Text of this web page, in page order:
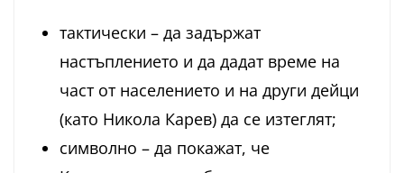
тактически – да задържат
настъплението и да дадат време на
част от населението и на други дейци
(като Никола Карев) да се изтеглят;
символно – да покажат, че